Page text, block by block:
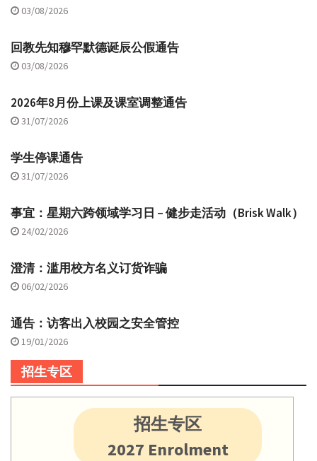
03/08/2026
回教先知穆罕默德诞辰公假通告
03/08/2026
2026年8月份上课及课室调整通告
31/07/2026
学生停课通告
31/07/2026
事宜：星期六跨领域学习日 – 健步走活动（Brisk Walk）
24/02/2026
澄清：滥用校方名义订货诈骗
06/02/2026
通告：访客出入校园之安全管控
19/01/2026
招生专区
招生专区
2027 Enrolment